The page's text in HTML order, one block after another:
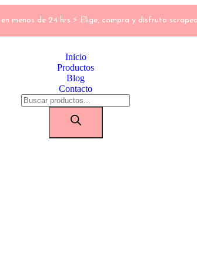
menos de 24 hrs.⚡ Elige, compra y disfruta
Inicio
Productos
Blog
Contacto